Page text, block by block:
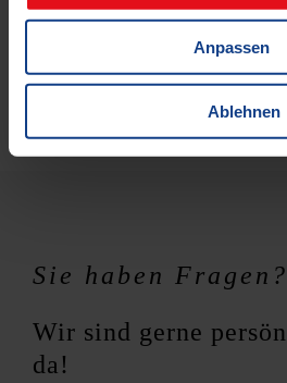
Anpassen
Ablehnen
Sie haben Fragen?
Wir sind gerne
da!